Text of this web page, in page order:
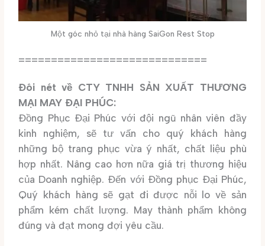
Một góc nhỏ tại nhà hàng SaiGon Rest Stop
=============================
Đôi nét về CTY TNHH SẢN XUẤT THƯƠNG
MẠI MAY ĐẠI PHÚC:
Đồng Phục Đại Phúc với đội ngũ nhân viên đầy
kinh nghiệm, sẽ tư vấn cho quý khách hàng
những bộ trang phục vừa ý nhất, chất liệu phù
hợp nhất. Nâng cao hơn nữa giá trị thương hiệu
của Doanh nghiệp. Đến với Đồng phục Đại Phúc,
Quý khách hàng sẽ gạt đi được nỗi lo về sản
phẩm kém chất lượng. May thành phẩm không
đúng và đạt mong đợi yêu cầu.